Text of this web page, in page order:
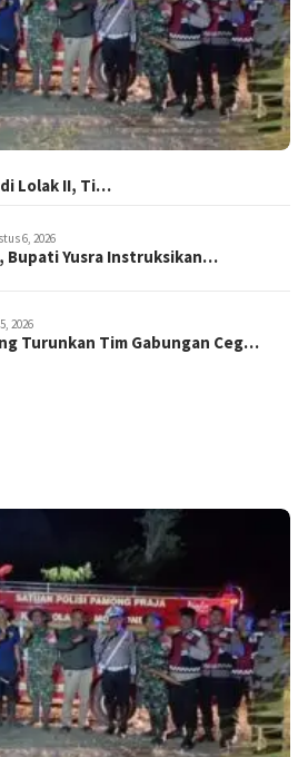
Lolak II, Ti…
6, 2026
Bupati Yusra Instruksikan…
2026
Turunkan Tim Gabungan Ceg…